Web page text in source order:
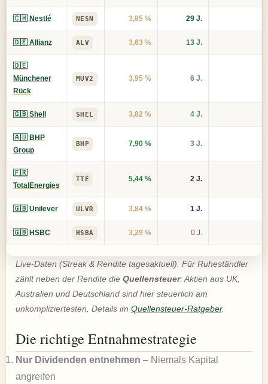
🇨🇭 Nestlé NESN 3,85 % 29 J.
🇩🇪 Allianz ALV 3,63 % 13 J.
🇩🇪
Münchener
Rück
MUV2 3,95 % 6 J.
🇬🇧 Shell SHEL 3,82 % 4 J.
🇦🇺 BHP
Group
BHP 7,90 % 3 J.
🇫🇷
TotalEnergies
TTE 5,44 % 2 J.
🇬🇧 Unilever ULVR 3,84 % 1 J.
🇬🇧 HSBC HSBA 3,29 % 0 J.
Live-Daten (Streak & Rendite tagesaktuell). Für Ruheständler
zählt neben der Rendite die Quellensteuer: Aktien aus UK,
Australien und Deutschland sind hier steuerlich am
unkompliziertesten. Details im Quellensteuer-Ratgeber.
Die richtige Entnahmestrategie
Nur Dividenden entnehmen – Niemals Kapital
angreifen